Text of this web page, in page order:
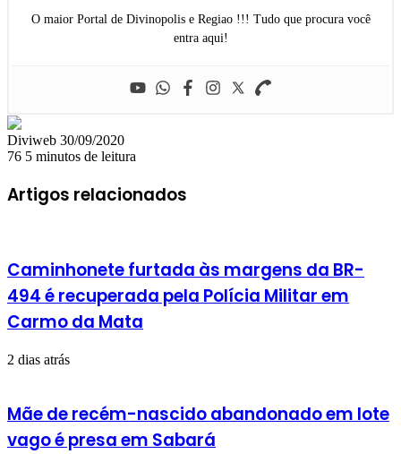
O maior Portal de Divinopolis e Regiao !!! Tudo que procura você
entra aqui!
Diviweb Mande
um
mail
30/09/2020
76 5 minutos de leitura
Artigos relacionados
Caminhonete furtada às margens da BR-
494 é recuperada pela Polícia Militar em
Carmo da Mata
2 dias atrás
Mãe de recém-nascido abandonado em lote
vago é presa em Sabará